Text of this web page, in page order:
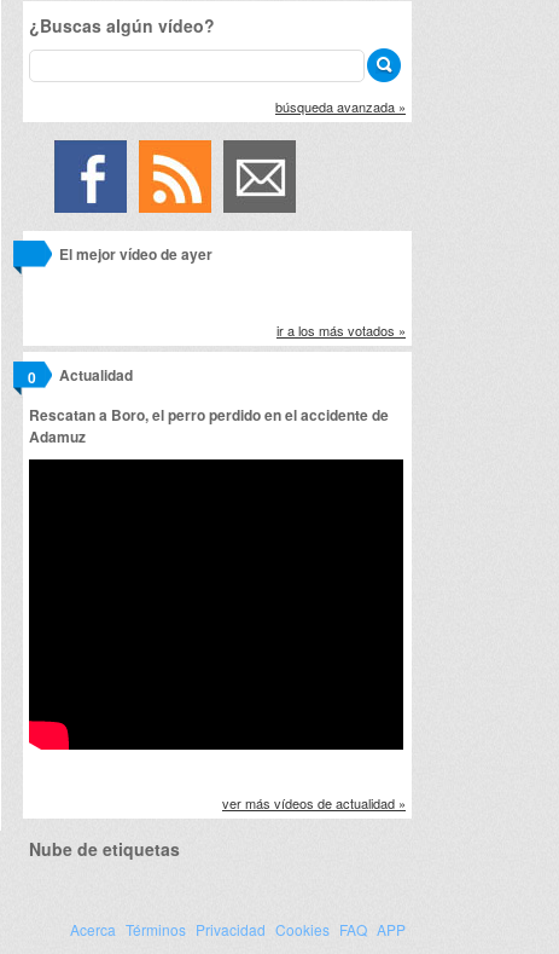
¿Buscas algún vídeo?
búsqueda avanzada »
El mejor vídeo de ayer
ir a los más votados »
Actualidad
0
Rescatan a Boro, el perro perdido en el accidente de
Adamuz
ver más vídeos de actualidad »
Nube de etiquetas
Acerca Términos Privacidad Cookies FAQ APP